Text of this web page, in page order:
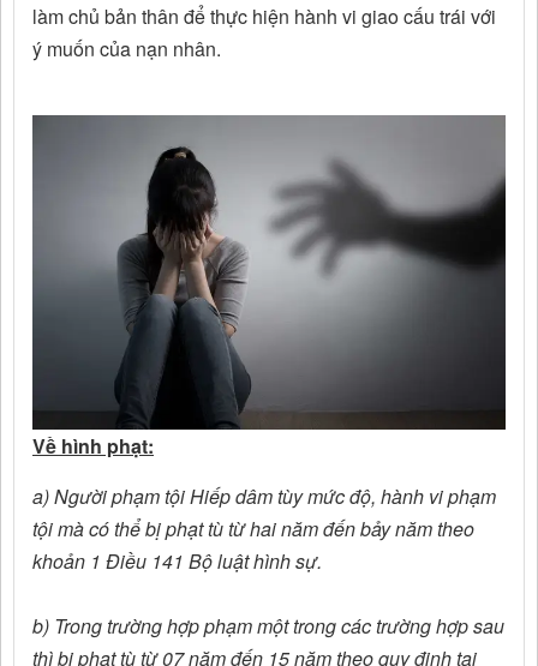
làm chủ bản thân để thực hiện hành vi giao cấu trái với
ý muốn của nạn nhân.
Về hình phạt:
a) Người phạm tội Hiếp dâm tùy mức độ, hành vi phạm
tội mà có thể bị phạt tù từ hai năm đến bảy năm theo
khoản 1 Điều 141 Bộ luật hình sự.
b) Trong trường hợp phạm một trong các trường hợp sau
thì bị phạt tù từ 07 năm đến 15 năm theo quy định tại